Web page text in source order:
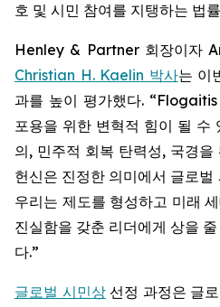
호 및 시민 참여를 지탱하는 법
Henley & Partner 회장이자
Christian H. Kaelin 박사는 이
과를 높이 평가했다.
포용을 위한 변혁적 힘이 될 수
의, 민주적 회복 탄력성, 국경
헌신은 진정한 의미에서 글로
우리는 제도를 형성하고 미래
진실함을 갖춘 리더에게 상을
다.”
글로벌 시민상선정 과정은 글